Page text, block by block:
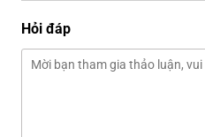
Hỏi đáp